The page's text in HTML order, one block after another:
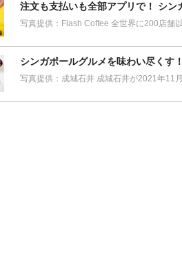
注文も支払いも全部アプリで！ シ
写真提供：Flash Coffee 全世界に200店舗
シンガポールグルメを味わい尽くす
写真提供：成城石井 成城石井が2021年11